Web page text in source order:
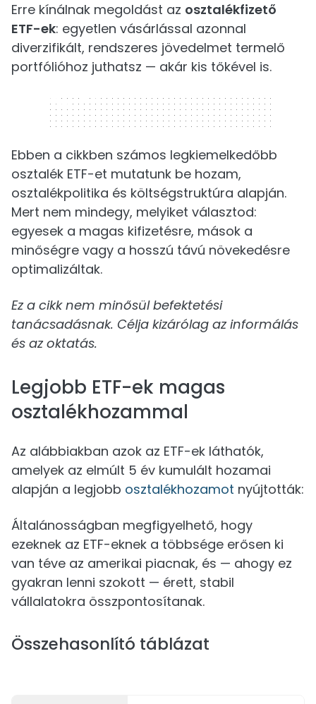
Erre kínálnak megoldást az osztalékfizető
ETF-ek: egyetlen vásárlással azonnal
diverzifikált, rendszeres jövedelmet termelő
portfólióhoz juthatsz — akár kis tőkével is.
320 x 50
Ebben a cikkben számos legkiemelkedőbb
osztalék ETF-et mutatunk be hozam,
osztalékpolitika és költségstruktúra alapján.
Mert nem mindegy, melyiket választod:
egyesek a magas kifizetésre, mások a
minőségre vagy a hosszú távú növekedésre
optimalizáltak.
Ez a cikk nem minősül befektetési
tanácsadásnak. Célja kizárólag az informálás
és az oktatás.
Legjobb ETF-ek magas
osztalékhozammal
Az alábbiakban azok az ETF-ek láthatók,
amelyek az elmúlt 5 év kumulált hozamai
alapján a legjobb osztalékhozamot nyújtották:
Általánosságban megfigyelhető, hogy
ezeknek az ETF-eknek a többsége erősen ki
van téve az amerikai piacnak, és — ahogy ez
gyakran lenni szokott — érett, stabil
vállalatokra összpontosítanak.
Összehasonlító táblázat